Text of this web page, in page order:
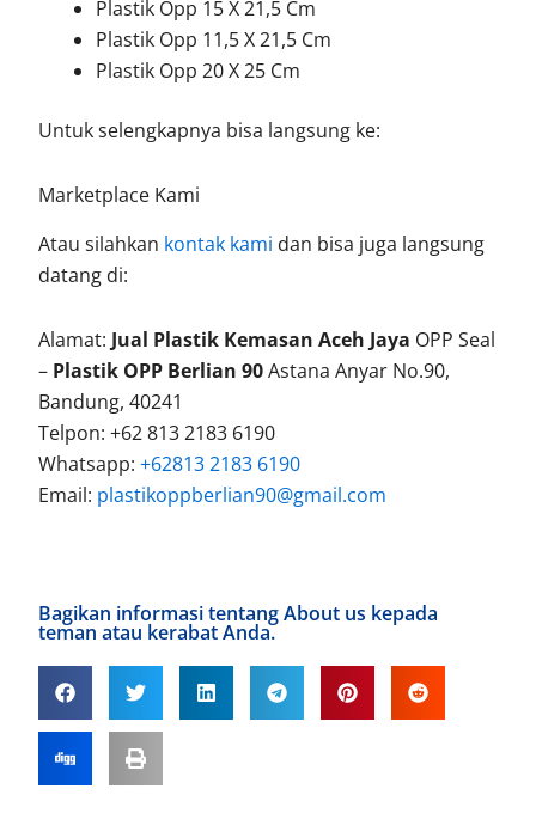
Plastik Opp 15 X 21,5 Cm
Plastik Opp 11,5 X 21,5 Cm
Plastik Opp 20 X 25 Cm
Untuk selengkapnya bisa langsung ke:
Marketplace Kami
Atau silahkan kontak kami dan bisa juga langsung
datang di:
Alamat: Jual Plastik Kemasan Aceh Jaya OPP Seal
– Plastik OPP Berlian 90Astana Anyar No.90,
Bandung, 40241
Telpon: +62 813 2183 6190
Whatsapp:+62813 2183 6190
Email: plastikoppberlian90@gmail.com
Bagikan informasi tentang About us kepada
teman atau kerabat Anda.